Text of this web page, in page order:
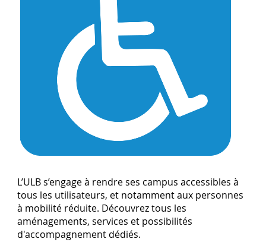
L’ULB s’engage à rendre ses campus accessibles à
tous les utilisateurs, et notamment aux personnes
à mobilité réduite. Découvrez tous les
aménagements, services et possibilités
d'accompagnement dédiés.